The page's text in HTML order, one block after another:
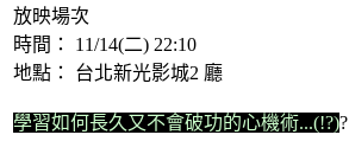
放映場次
時間： 11/14(二) 22:10
地點： 台北新光影城2 廳
學習如何長久又不會破功的心機術...(!?)?